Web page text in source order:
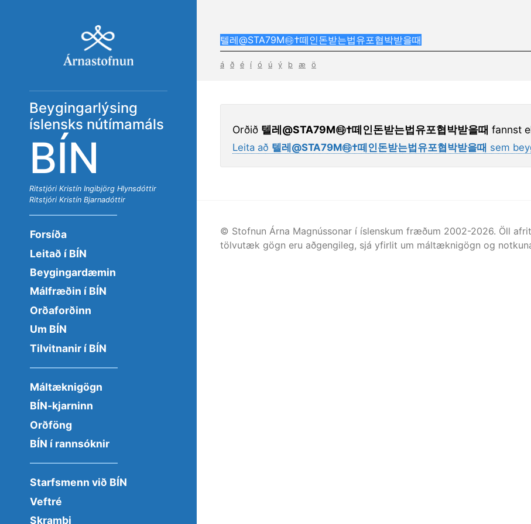
Beygingarlýsing
íslensks nútímamáls
BÍN
Ritstjóri Kristín Ingibjörg Hlynsdóttir
Ritstjóri Kristín Bjarnadóttir
Forsíða
Leitað í BÍN
Beygingardæmin
Málfræðin í BÍN
Orðaforðinn
Um BÍN
Tilvitnanir í BÍN
Máltæknigögn
BÍN-kjarninn
Orðföng
BÍN í rannsóknir
Starfsmenn við BÍN
Veftré
Skrambi
á ð é í ó ú ý þ æ ö
Orðið 텔레@STA79M㉹†떼인돈받는법유포협박받을때 fannst
Leita að 텔레@STA79M㉹†떼인돈받는법유포협박받을때 sem
© Stofnun Árna Magnússonar í íslenskum fræðum 2002-2026. Öll
tölvutæk gögn eru aðgengileg, sjá yfirlit um máltæknigögn og